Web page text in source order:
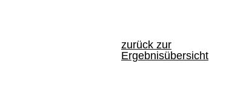
zurück zur
Ergebnisübersicht